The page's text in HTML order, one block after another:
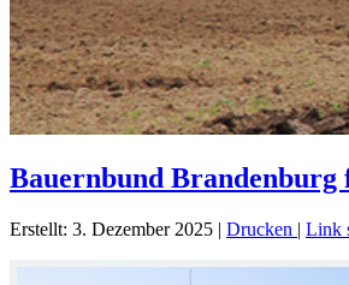
Bauernbund Brandenburg
Erstellt: 3. Dezember 2025 | Drucken | Link